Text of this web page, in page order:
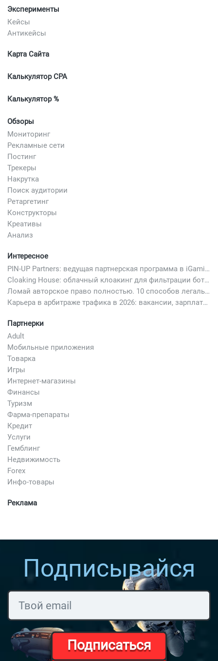
Эксперименты
Кейсы
Антикейсы
Карта Сайта
Калькулятор CPA
Калькулятор %
Обзоры
Мониторинг
Рекламные сети
Постинг
Трекеры
Накрутка
Поиск аудитории
Ретаргетинг
Конструкторы
Креативы
Анализ
Интересное
PIN-UP Partners: ведущая партнерская программа в iGaming
Cloaking House: облачный клоакинг для фильтрации ботов FB и Google Ads — гайд PHP-интеграции 2026
Ломай авторское право полностью. 10 способов легально добавить любимый трек в свой креатив
Карьера в арбитраже трафика в 2026: вакансии, зарплаты и как начать
Партнерки
Adult
Мобильные приложения
Товарка
Игры
Интернет-магазины
Финансы
Туризм
Фарма-препараты
Кредит
Услуги
Гемблинг
Недвижимость
Forex
Инфо-товары
Реклама
Подписывайся
Подписаться